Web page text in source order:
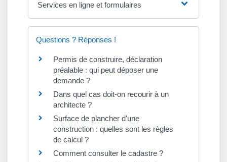
Services en ligne et formulaires
Questions ? Réponses !
Permis de construire, déclaration
préalable : qui peut déposer une
demande ?
Dans quel cas doit-on recourir à un
architecte ?
Surface de plancher d'une
construction : quelles sont les règles
de calcul ?
Comment consulter le cadastre ?